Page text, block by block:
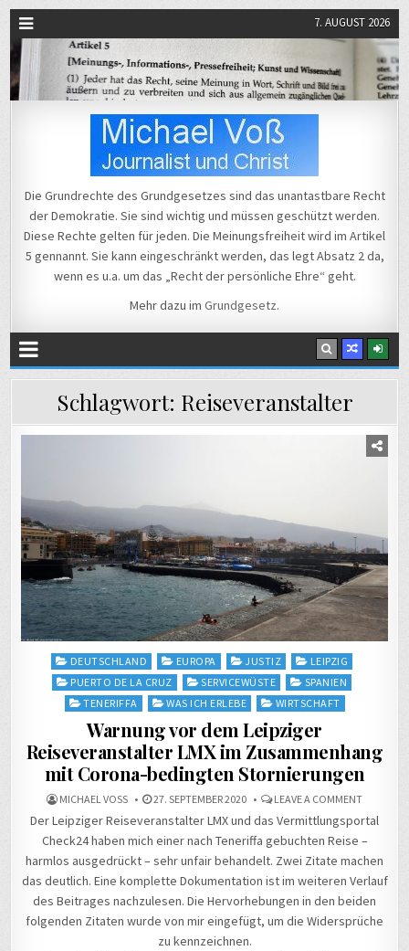
7. AUGUST 2026
Michael Voß
Die Grundrechte des Grundgesetzes sind das unantastbare Recht
der Demokratie. Sie sind wichtig und müssen geschützt werden.
Diese Rechte gelten für jeden. Die Meinungsfreiheit wird im Artikel
5 gennannt. Sie kann eingeschränkt werden, das legt Absatz 2 da,
wenn es u.a. um das „Recht der persönliche Ehre“ geht.
Mehr dazu im Grundgesetz.
Schlagwort: Reiseveranstalter
Posted
in
DEUTSCHLAND EUROPA JUSTIZ
LEIPZIG
PUERTO DE LA CRUZ
SERVICEWÜSTE
SPANIEN
TENERIFFA
WAS ICH ERLEBE WIRTSCHAFT
Warnung vor dem Leipziger
Reiseveranstalter LMX im Zusammenhang
mit Corona-bedingten Stornierungen
MICHAEL VOSS 27. SEPTEMBER 2020 LEAVE A COMMENTON
VOR
LEIPZIGER
LMX
IM
MIT
CORONA-
Der Leipziger Reiseveranstalter LMX und das Vermittlungsportal
Check24 haben mich einer nach Teneriffa gebuchten Reise –
harmlos ausgedrückt – sehr unfair behandelt. Zwei Zitate machen
das deutlich. Eine komplette Dokumentation ist im weiteren Verlauf
des Beitrages nachzulesen. Die Hervorhebungen in den beiden
folgenden Zitaten wurde von mir eingefügt, um die Widersprüche
zu kennzeichnen.